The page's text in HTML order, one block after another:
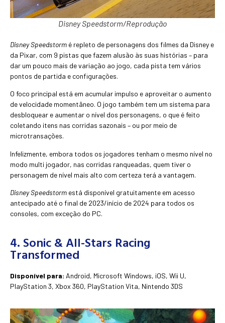
Disney Speedstorm/Reprodução
Disney Speedstorm é repleto de personagens dos filmes da Disney e
da Pixar, com 9 pistas que fazem alusão às suas histórias – para
dar um pouco mais de variação ao jogo, cada pista tem vários
pontos de partida e configurações.
O foco principal está em acumular impulso e aproveitar o aumento
de velocidade momentâneo. O jogo também tem um sistema para
desbloquear e aumentar o nível dos personagens, o que é feito
coletando itens nas corridas sazonais – ou por meio de
microtransações.
Infelizmente, embora todos os jogadores tenham o mesmo nível no
modo multi jogador, nas corridas ranqueadas, quem tiver o
personagem de nível mais alto com certeza terá a vantagem.
Disney Speedstorm está disponível gratuitamente em acesso
antecipado até o final de 2023/início de 2024 para todos os
consoles, com exceção do PC.
4. Sonic & All-Stars Racing
Transformed
Disponível para: Android, Microsoft Windows, iOS, Wii U,
PlayStation 3, Xbox 360, PlayStation Vita, Nintendo 3DS